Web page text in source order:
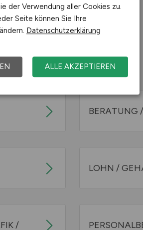
BERATUNG
LOHN /
/
der Verwendung aller Cookies zu.
Seite können Sie Ihre
Datenschutzerklärung
ALLE AKZEPTIEREN